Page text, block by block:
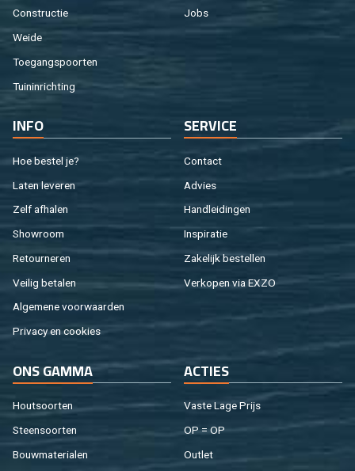
Con­struc­tie
Weide
Toe­gangs­poor­ten
Tuin­in­rich­ting
Jobs
INFO
Hoe be­stel je?
Laten le­ve­ren
Zelf af­ha­len
Show­room
Re­tour­ne­ren
Vei­lig be­ta­len
Al­ge­me­ne voor­waar­den
Pri­va­cy en coo­kies
SER­VI­CE
Con­tact
Ad­vies
Hand­lei­din­gen
In­spi­ra­tie
Za­ke­lijk be­stel­len
Ver­ko­pen via EXZO
ONS GAMMA
Hout­soor­ten
Steen­soor­ten
Bouw­ma­te­ri­a­len
AC­TIES
Vaste Lage Prijs
OP = OP
Out­let